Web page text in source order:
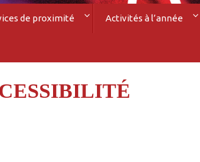
de proximité Activités à l’année